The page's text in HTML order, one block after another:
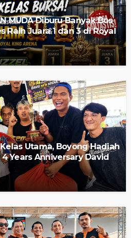
MUDA Diburu Banyak Bos
Raih Juara 1 dan 3 di Royal
Kelas Utama, Boyong Hadiah
Years Anniversary David